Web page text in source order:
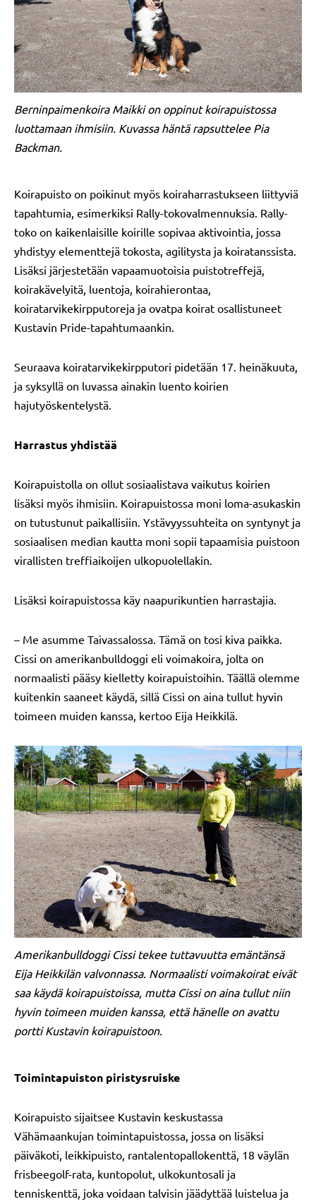
Berninpaimenkoira Maikki on oppinut koirapuistossa
luottamaan ihmisiin. Kuvassa häntä rapsuttelee Pia
Backman.
Koirapuisto on poikinut myös koiraharrastukseen liittyviä
tapahtumia, esimerkiksi Rally-tokovalmennuksia. Rally-
toko on kaikenlaisille koirille sopivaa aktivointia, jossa
yhdistyy elementtejä tokosta, agilitysta ja koiratanssista.
Lisäksi järjestetään vapaamuotoisia puistotreffejä,
koirakävelyitä, luentoja, koirahierontaa,
koiratarvikekirpputoreja ja ovatpa koirat osallistuneet
Kustavin Pride-tapahtumaankin.
Seuraava koiratarvikekirpputori pidetään 17. heinäkuuta,
ja syksyllä on luvassa ainakin luento koirien
hajutyöskentelystä.
Harrastus yhdistää
Koirapuistolla on ollut sosiaalistava vaikutus koirien
lisäksi myös ihmisiin. Koirapuistossa moni loma-asukaskin
on tutustunut paikallisiin. Ystävyyssuhteita on syntynyt ja
sosiaalisen median kautta moni sopii tapaamisia puistoon
virallisten treffiaikoijen ulkopuolellakin.
Lisäksi koirapuistossa käy naapurikuntien harrastajia.
– Me asumme Taivassalossa. Tämä on tosi kiva paikka.
Cissi on amerikanbulldoggi eli voimakoira, jolta on
normaalisti pääsy kielletty koirapuistoihin. Täällä olemme
kuitenkin saaneet käydä, sillä Cissi on aina tullut hyvin
toimeen muiden kanssa, kertoo Eija Heikkilä.
Amerikanbulldoggi Cissi tekee tuttavuutta emäntänsä
Eija Heikkilän valvonnassa. Normaalisti voimakoirat eivät
saa käydä koirapuistoissa, mutta Cissi on aina tullut niin
hyvin toimeen muiden kanssa, että hänelle on avattu
portti Kustavin koirapuistoon.
Toimintapuiston piristysruiske
Koirapuisto sijaitsee Kustavin keskustassa
Vähämaankujan toimintapuistossa, jossa on lisäksi
päiväkoti, leikkipuisto, rantalentopallokenttä, 18 väylän
frisbeegolf-rata, kuntopolut, ulkokuntosali ja
tenniskenttä, joka voidaan talvisin jäädyttää luistelua ja